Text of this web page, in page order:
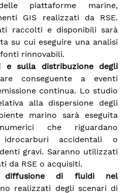
piattaforme marine,
GIS realizzati da RSE.
raccolti e disponibili sarà
su cui eseguire una analisi
rinnovabili.
e sulla distribuzione degli
conseguente a eventi
continua. Lo studio
alla dispersione degli
marino sarà eseguita
che riguardano
accidentali o
gravi. Saranno utilizzati
da RSE o acquisiti.
diffusione di fluidi nel
realizzati degli scenari di